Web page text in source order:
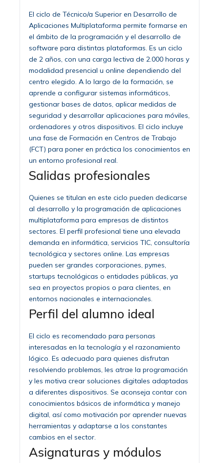
El ciclo de Técnico/a Superior en Desarrollo de
Aplicaciones Multiplataforma permite formarse en
el ámbito de la programación y el desarrollo de
software para distintas plataformas. Es un ciclo
de 2 años, con una carga lectiva de 2.000 horas y
modalidad presencial u online dependiendo del
centro elegido. A lo largo de la formación, se
aprende a configurar sistemas informáticos,
gestionar bases de datos, aplicar medidas de
seguridad y desarrollar aplicaciones para móviles,
ordenadores y otros dispositivos. El ciclo incluye
una fase de Formación en Centros de Trabajo
(FCT) para poner en práctica los conocimientos en
un entorno profesional real.
Salidas profesionales
Quienes se titulan en este ciclo pueden dedicarse
al desarrollo y la programación de aplicaciones
multiplataforma para empresas de distintos
sectores. El perfil profesional tiene una elevada
demanda en informática, servicios TIC, consultoría
tecnológica y sectores online. Las empresas
pueden ser grandes corporaciones, pymes,
startups tecnológicas o entidades públicas, ya
sea en proyectos propios o para clientes, en
entornos nacionales e internacionales.
Perfil del alumno ideal
El ciclo es recomendado para personas
interesadas en la tecnología y el razonamiento
lógico. Es adecuado para quienes disfrutan
resolviendo problemas, les atrae la programación
y les motiva crear soluciones digitales adaptadas
a diferentes dispositivos. Se aconseja contar con
conocimientos básicos de informática y manejo
digital, así como motivación por aprender nuevas
herramientas y adaptarse a los constantes
cambios en el sector.
Asignaturas y módulos